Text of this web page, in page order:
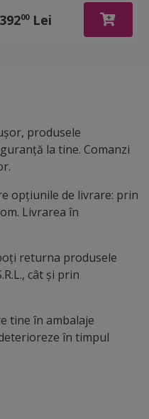
imprimeu crengi înflorite
și păsări, rolă de 152x200
39200Lei
produsele
la tine. Comanzi
opțiunile de livrare: prin
Livrarea în
returna produsele
cât și prin
tine în ambalaje
în timpul